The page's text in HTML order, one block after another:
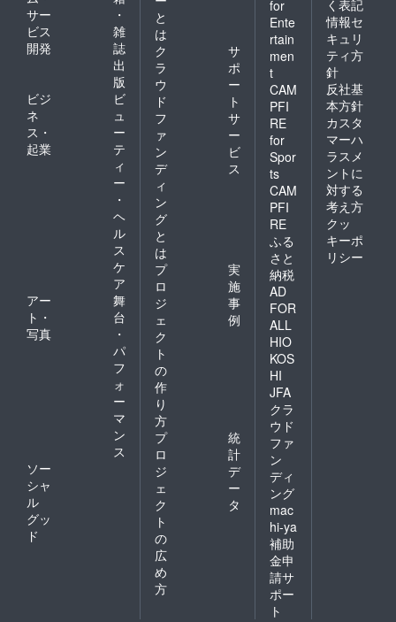
サー
ビス
開発
・
雑
誌
出
版
ビジ
ネ
ス・
起業
ビ
ュ
ー
テ
ィ
ー
・
ヘ
ル
ス
ケ
ア
アー
ト・
写真
舞
台
・
パ
フ
ォ
ー
マ
ン
ス
ソー
シャ
ル
グッ
ド
と
は
ク
ラ
ウ
ド
フ
ァ
ン
デ
ィ
ン
グ
と
は
サ
ポ
ー
ト
サ
ー
ビ
ス
プ
ロ
ジ
ェ
ク
ト
の
作
り
方
実
施
事
例
プ
ロ
ジ
ェ
ク
ト
の
広
め
方
統
計
デ
ー
タ
for
Ente
rtain
men
t
CAM
PFI
RE
for
Spor
ts
CAM
PFI
RE
ふる
さと
納税
AD
FOR
ALL
HIO
KOS
HI
JFA
クラ
ウド
ファ
ン
ディ
ング
mac
hi-ya
補助
金申
請サ
ポー
ト
く表記
情報セ
キュリ
ティ方
針
反社基
本方針
カスタ
マーハ
ラスメ
ントに
対する
考え方
クッ
キーポ
リシー